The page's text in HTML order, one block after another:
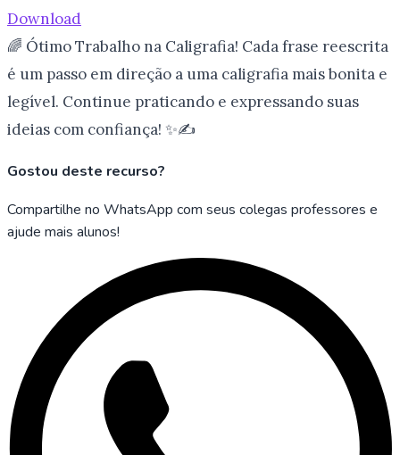
Download
🌈 Ótimo Trabalho na Caligrafia! Cada frase reescrita
é um passo em direção a uma caligrafia mais bonita e
legível. Continue praticando e expressando suas
ideias com confiança! ✨✍️
Gostou deste recurso?
Compartilhe no WhatsApp com seus colegas professores e
ajude mais alunos!